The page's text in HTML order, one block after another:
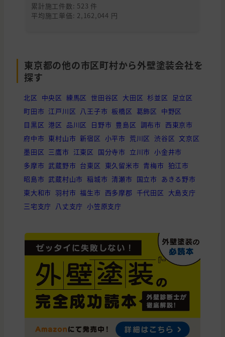
累計施工件数: 523 件
平均施工単価: 2,162,044 円
東京都の他の市区町村から外壁塗装会社を
探す
北区 中央区 練馬区 世田谷区 大田区 杉並区
足立区
町田市 江戸川区 八王子市 板橋区 葛飾区 中野区
目黒区 港区 品川区 日野市 豊島区 調布市 西東京市
府中市 東村山市 新宿区 小平市 荒川区 渋谷区 文京区
墨田区 三鷹市 江東区 国分寺市 立川市 小金井市
多摩市 武蔵野市 台東区 東久留米市 青梅市 狛江市
昭島市 武蔵村山市 稲城市 清瀬市 国立市 あきる野市
東大和市 羽村市 福生市 西多摩郡 千代田区 大島支庁
三宅支庁 八丈支庁 小笠原支庁